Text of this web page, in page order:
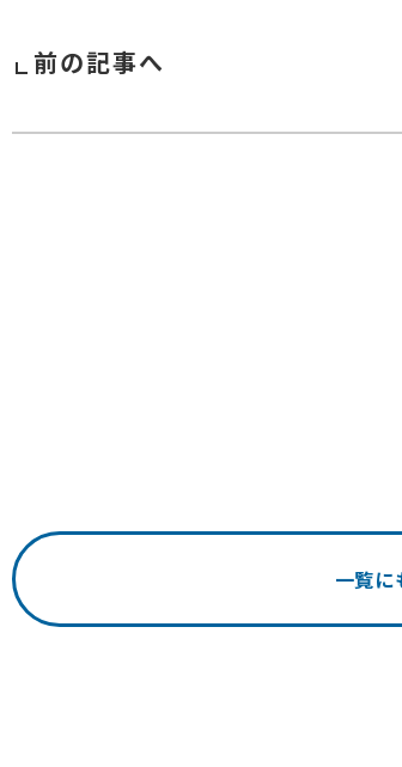
前の記事へ
一覧に